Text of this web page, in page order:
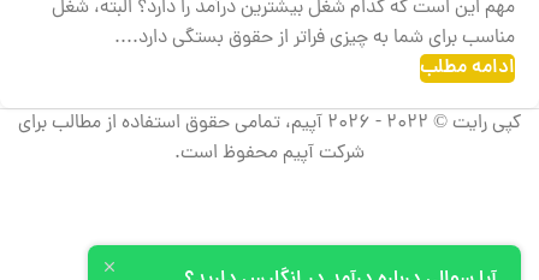
مهم این است که کدام شغل بیشترین درآمد را دارد؟ البته، شغل
مناسب برای شما به چیزی فراتر از حقوق بستگی دارد....
ادامه مطلب
کپی رایت © 2022 - 2026 آپیم، تمامی حقوق استفاده از مطالب برای
شرکت آپیم محفوظ است.